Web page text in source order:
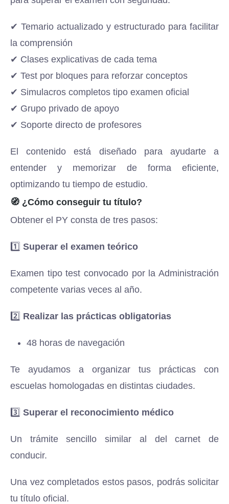
✔ Temario actualizado y estructurado para facilitar
la comprensión
✔ Clases explicativas de cada tema
✔ Test por bloques para reforzar conceptos
✔ Simulacros completos tipo examen oficial
✔ Grupo privado de apoyo
✔ Soporte directo de profesores
El contenido está diseñado para ayudarte a
entender y memorizar de forma eficiente,
optimizando tu tiempo de estudio.
🧭 ¿Cómo conseguir tu título?
Obtener el PY consta de tres pasos:
1️⃣ Superar el examen teórico
Examen tipo test convocado por la Administración
competente varias veces al año.
2️⃣ Realizar las prácticas obligatorias
48 horas de navegación
Te ayudamos a organizar tus prácticas con
escuelas homologadas en distintas ciudades.
3️⃣ Superar el reconocimiento médico
Un trámite sencillo similar al del carnet de
conducir.
Una vez completados estos pasos, podrás solicitar
tu título oficial.